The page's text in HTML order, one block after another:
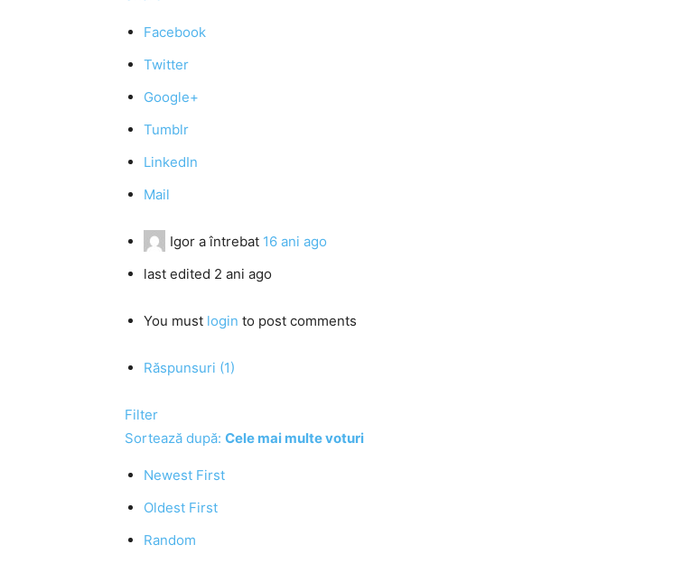
Facebook
Twitter
Google+
Tumblr
LinkedIn
Mail
Igor a întrebat 16 ani ago
last edited 2 ani ago
You must login to post comments
Răspunsuri (1)
Filter
Sortează după: Cele mai multe voturi
Newest First
Oldest First
Random